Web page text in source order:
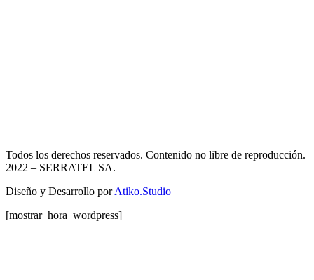
Todos los derechos reservados. Contenido no libre de reproducción.
2022 – SERRATEL SA.
Diseño y Desarrollo porAtiko.Studio
[mostrar_hora_wordpress]